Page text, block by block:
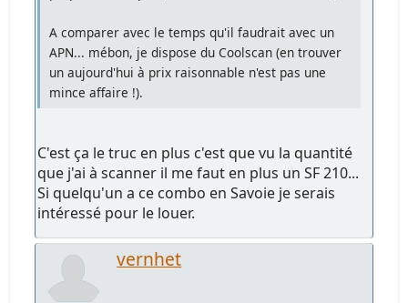
A comparer avec le temps qu'il faudrait avec un
APN... mébon, je dispose du Coolscan (en trouver
un aujourd'hui à prix raisonnable n'est pas une
mince affaire !).
C'est ça le truc en plus c'est que vu la quantité
que j'ai à scanner il me faut en plus un SF 210...
Si quelqu'un a ce combo en Savoie je serais
intéressé pour le louer.
vernhet